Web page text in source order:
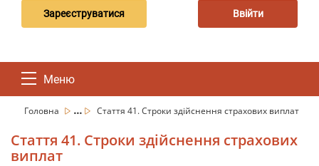
Зареєструватися Ввійти
Меню
Головна ... Стаття 41. Строки здійснення страхових виплат
Стаття 41. Строки здійснення страхових
виплат